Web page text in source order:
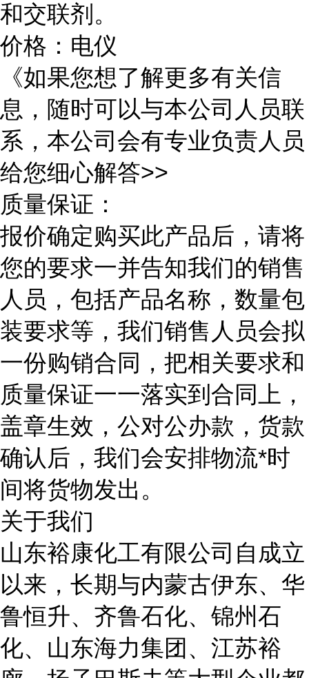
和交联剂。
价格：电仪
《如果您想了解更多有关信
息，随时可以与本公司人员联
系，本公司会有专业负责人员
给您细心解答>>
质量保证：
报价确定购买此产品后，请将
您的要求一并告知我们的销售
人员，包括产品名称，数量包
装要求等，我们销售人员会拟
一份购销合同，把相关要求和
质量保证一一落实到合同上，
盖章生效，公对公办款，货款
确认后，我们会安排物流*时
间将货物发出。
关于我们
山东裕康化工有限公司自成立
以来，长期与内蒙古伊东、华
鲁恒升、齐鲁石化、锦州石
化、山东海力集团、江苏裕